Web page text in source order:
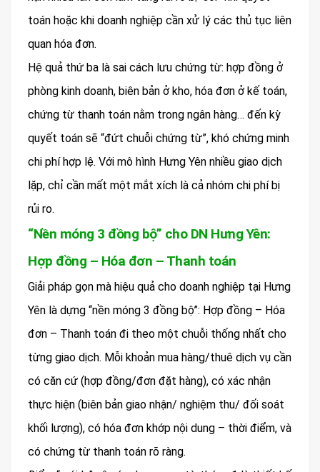
toán hoặc khi doanh nghiệp cần xử lý các thủ tục liên
quan hóa đơn.
Hệ quả thứ ba là sai cách lưu chứng từ: hợp đồng ở
phòng kinh doanh, biên bản ở kho, hóa đơn ở kế toán,
chứng từ thanh toán nằm trong ngân hàng… đến kỳ
quyết toán sẽ “đứt chuỗi chứng từ”, khó chứng minh
chi phí hợp lệ. Với mô hình Hưng Yên nhiều giao dịch
lặp, chỉ cần mất một mắt xích là cả nhóm chi phí bị
rủi ro.
“Nền móng 3 đồng bộ” cho DN Hưng Yên:
Hợp đồng – Hóa đơn – Thanh toán
Giải pháp gọn mà hiệu quả cho doanh nghiệp tại Hưng
Yên là dựng “nền móng 3 đồng bộ”: Hợp đồng – Hóa
đơn – Thanh toán đi theo một chuỗi thống nhất cho
từng giao dịch. Mỗi khoản mua hàng/thuê dịch vụ cần
có căn cứ (hợp đồng/đơn đặt hàng), có xác nhận
thực hiện (biên bản giao nhận/ nghiệm thu/ đối soát
khối lượng), có hóa đơn khớp nội dung – thời điểm, và
có chứng từ thanh toán rõ ràng.